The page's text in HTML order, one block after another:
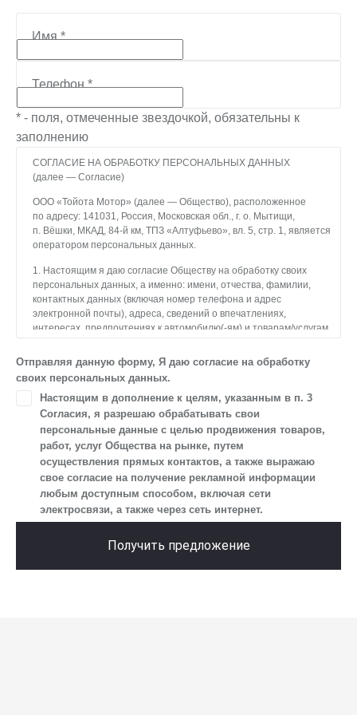
Имя*
Телефон*
* - поля, отмеченные звездочкой, обязательны к
заполнению
СОГЛАСИЕ НА ОБРАБОТКУ ПЕРСОНАЛЬНЫХ ДАННЫХ
(далее — Согласие)
ООО «Тойота Мотор» (далее — Общество), расположенное
по адресу: 141031, Россия, Московская обл., г. о. Мытищи,
п. Вёшки, МКАД, 84-й км, ТПЗ «Алтуфьево», вл. 5, стр. 1, является
оператором персональных данных.
1. Настоящим я даю согласие Обществу на обработку своих
персональных данных, а именно: имени, отчества, фамилии,
контактных данных (включая номер телефона и адрес
электронной почты), адреса, сведений о впечатлениях,
интересах, предпочтениях к автомобилю(-ям) и товарам/услугам,
устройства и модели мобильного телефона посетителя сайта,
уникального идентификатора посетителя сайта,
предпочтительного времени и способа для контакта, истории
контактов.
следующие действия: сбор, запись, систематизация,
накопление, хранение, уточнение (обновление, изменение),
извлечение, использование, передача (предоставление, доступ),
блокирование, удаление, уничтожение персональных данных.
Общество обрабатывает персональные данные
с использованием средств автоматизации.
осуществление взаимодействия Общества с посетителями
Отправляя данную форму, Я даю согласие на обработку
своих персональных данных.
Настоящим в дополнение к целям, указанным в п. 3
Согласия, я разрешаю обрабатывать свои
персональные данные с целью продвижения товаров,
работ, услуг Общества на рынке, путем
осуществления прямых контактов, а также выражаю
свое согласие на получение рекламной информации
любым доступным способом, включая сети
электросвязи, а также через сеть интернет.
Получить предложение